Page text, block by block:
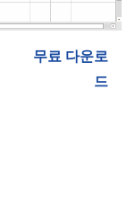
무료 다운로
드